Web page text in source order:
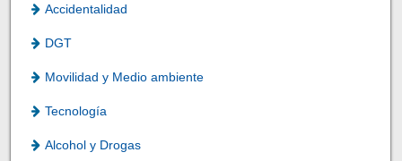
Accidentalidad
DGT
Movilidad y Medio ambiente
Tecnología
Alcohol y Drogas